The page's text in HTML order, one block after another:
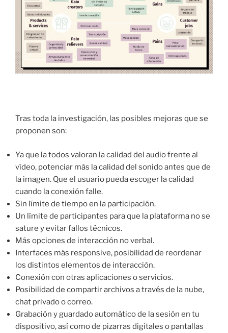
Tras toda la investigación, las posibles mejoras que se
proponen son:
Ya que la todos valoran la calidad del audio frente al
vídeo, potenciar más la calidad del sonido antes que de
la imagen. Que el usuario pueda escoger la calidad
cuando la conexión falle.
Sin límite de tiempo en la participación.
Un límite de participantes para que la plataforma no se
sature y evitar fallos técnicos.
Más opciones de interacción no verbal.
Interfaces más responsive, posibilidad de reordenar
los distintos elementos de interacción.
Conexión con otras aplicaciones o servicios.
Posibilidad de compartir archivos a través de la nube,
chat privado o correo.
Grabación y guardado automático de la sesión en tu
dispositivo, así como de pizarras digitales o pantallas